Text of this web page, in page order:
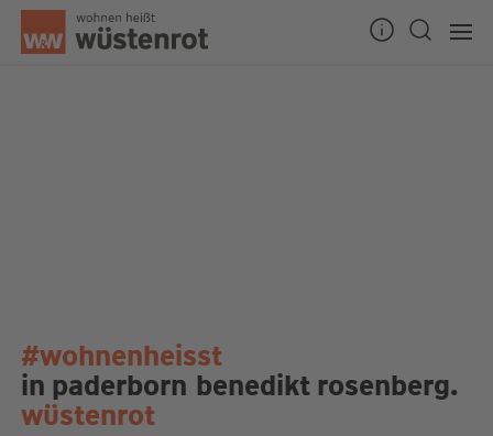
#wohnenheisst
in paderborn benedikt rosenberg.
wüstenrot